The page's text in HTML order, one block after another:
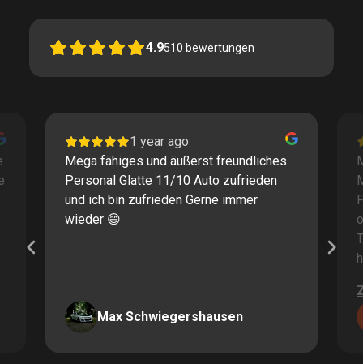
4.9510 bewertungen
1 year ago
Mega fähiges und äußerst freundliches
Personal Glatte 11/10 Auto zufrieden
und ich bin zufrieden Gerne immer
wieder 😄
Max Schwiegershausen